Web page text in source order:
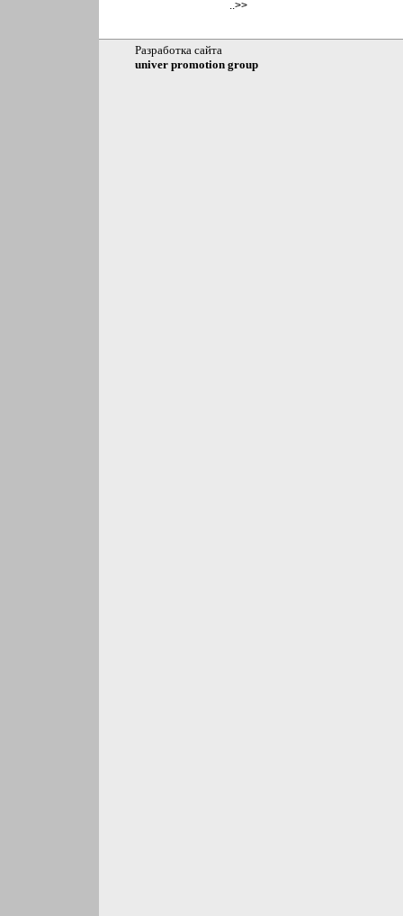
..>>
Разработка сайта
univer promotion group